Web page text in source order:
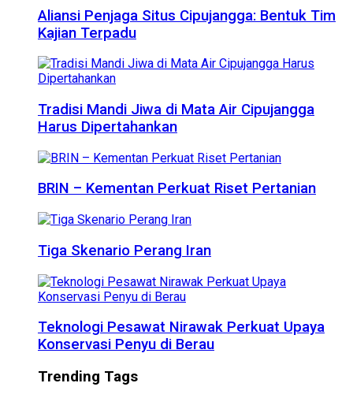
Aliansi Penjaga Situs Cipujangga: Bentuk Tim
Kajian Terpadu
Tradisi Mandi Jiwa di Mata Air Cipujangga
Harus Dipertahankan
BRIN – Kementan Perkuat Riset Pertanian
Tiga Skenario Perang Iran
Teknologi Pesawat Nirawak Perkuat Upaya
Konservasi Penyu di Berau
Trending Tags